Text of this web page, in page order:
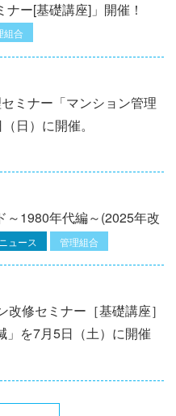
ー[基礎講座]」開催！
組合
ミナー「マンション管理
⽇）に開催。
～1980年代編～(2025年改
ニュース 管理組合
修セミナー［基礎講座］
」を7月5日（土）に開催